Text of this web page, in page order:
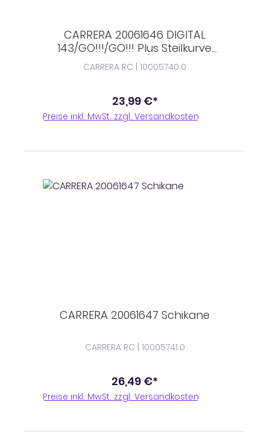
CARRERA 20061646 DIGITAL
143/GO!!!/GO!!! Plus Steilkurve
2/45° (4
CARRERA RC | 10005740;0
23,99 €*
Preise inkl. MwSt. zzgl. Versandkosten
CARRERA 20061647 Schikane
CARRERA RC | 10005741;0
26,49 €*
Preise inkl. MwSt. zzgl. Versandkosten